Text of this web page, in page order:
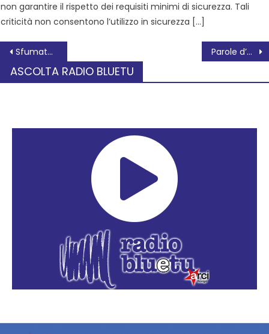
non garantire il rispetto dei requisiti minimi di sicurezza. Tali
criticità non consentono l’utilizzo in sicurezza […]
Sfumature di Teatro con lo spettacolo: Ti va di ballare? Parole d’autore, ospite la biologa Antonella Viola
ASCOLTA RADIO BLUETU